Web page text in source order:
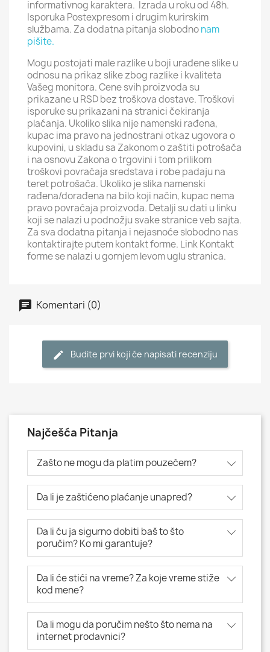
informativnog karaktera. Izrada u roku od 48h.
Isporuka Postexpresom i drugim kurirskim
službama. Za dodatna pitanja slobodnonam
pišite.
Mogu postojati male razlike u boji urađene slike u
odnosu na prikaz slike zbog razlike i kvaliteta
Vašeg monitora. Cene svih proizvoda su
prikazane u RSD bez troškova dostave. Troškovi
isporuke su prikazani na stranici čekiranja
plaćanja. Ukoliko slika nije namenski rađena,
kupac ima pravo na jednostrani otkaz ugovora o
kupovini, u skladu sa Zakonom o zaštiti potrošača
i na osnovu Zakona o trgovini i tom prilikom
troškovi povraćaja sredstava i robe padaju na
teret potrošača. Ukoliko je slika namenski
rađena/dorađena na bilo koji način, kupac nema
pravo povraćaja proizvoda. Detalji su dati u linku
koji se nalazi u podnožju svake stranice veb sajta.
Za sva dodatna pitanja i nejasnoće slobodno nas
kontaktirajte putem kontakt forme. Link Kontakt
forme se nalazi u gornjem levom uglu stranica.
Komentari (0)
Budite prvi koji će napisati recenziju
Najčešća Pitanja
Zašto ne mogu da platim pouzećem?
Da li je zaštićeno plaćanje unapred?
Da li ću ja sigurno dobiti baš to što
poručim? Ko mi garantuje?
Da li će stići na vreme? Za koje vreme stiže
kod mene?
Da li mogu da poručim nešto što nema na
internet prodavnici?